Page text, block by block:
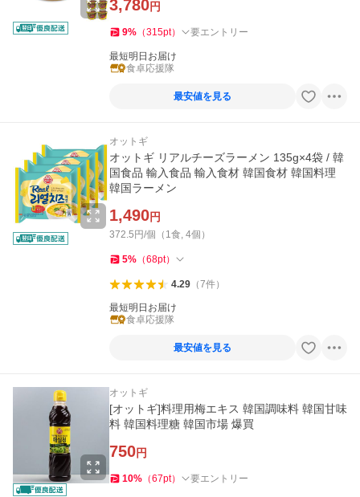
3,780円
9% （315pt） 要エントリー
最短明日お届け
食卓応援隊
最安値を見る
オットギ
オットギ リアルチーズラーメン 135g×4袋 / 韓
国食品 輸入食品 輸入食材 韓国食材 韓国料理
韓国ラーメン
1,490円
372.5円/個（1食, 4個）
5% （68pt）
4.29（7件）
最短明日お届け
食卓応援隊
最安値を見る
オットギ
[オットギ]料理用梅エキス 韓国調味料 韓国甘味
料 韓国料理糖 韓国市場 爆買
750円
10% （67pt） 要エントリー